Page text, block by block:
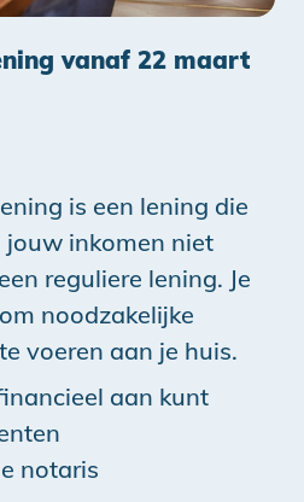
vanaf 22 maart
is een lening die
inkomen niet
reguliere lening. Je
noodzakelijke
voeren aan je huis.
aan kunt
notaris